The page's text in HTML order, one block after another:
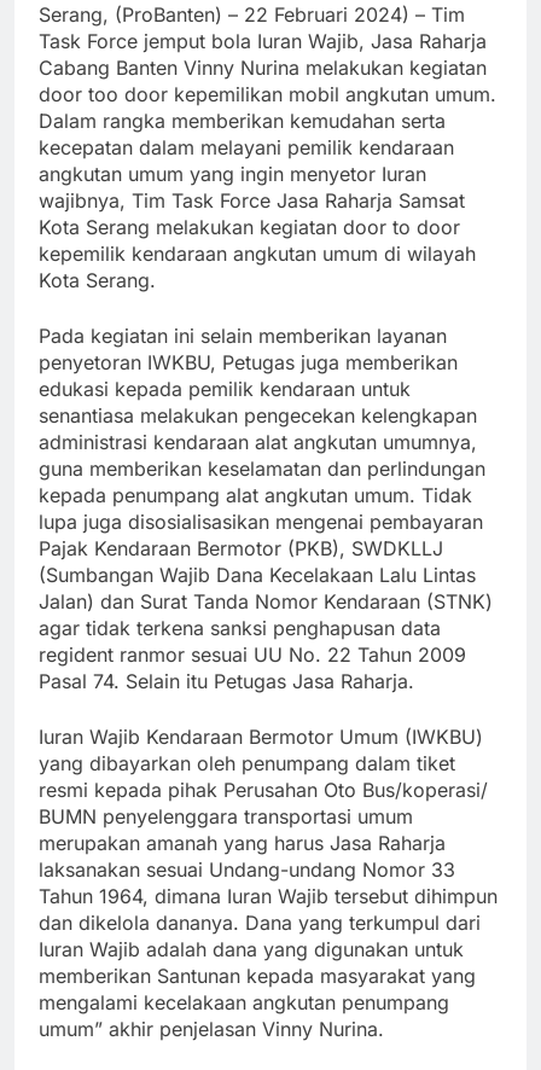
Serang, (ProBanten) – 22 Februari 2024) – Tim
Task Force jemput bola Iuran Wajib, Jasa Raharja
Cabang Banten Vinny Nurina melakukan kegiatan
door too door kepemilikan mobil angkutan umum.
Dalam rangka memberikan kemudahan serta
kecepatan dalam melayani pemilik kendaraan
angkutan umum yang ingin menyetor Iuran
wajibnya, Tim Task Force Jasa Raharja Samsat
Kota Serang melakukan kegiatan door to door
kepemilik kendaraan angkutan umum di wilayah
Kota Serang.
Pada kegiatan ini selain memberikan layanan
penyetoran IWKBU, Petugas juga memberikan
edukasi kepada pemilik kendaraan untuk
senantiasa melakukan pengecekan kelengkapan
administrasi kendaraan alat angkutan umumnya,
guna memberikan keselamatan dan perlindungan
kepada penumpang alat angkutan umum. Tidak
lupa juga disosialisasikan mengenai pembayaran
Pajak Kendaraan Bermotor (PKB), SWDKLLJ
(Sumbangan Wajib Dana Kecelakaan Lalu Lintas
Jalan) dan Surat Tanda Nomor Kendaraan (STNK)
agar tidak terkena sanksi penghapusan data
regident ranmor sesuai UU No. 22 Tahun 2009
Pasal 74. Selain itu Petugas Jasa Raharja.
Iuran Wajib Kendaraan Bermotor Umum (IWKBU)
yang dibayarkan oleh penumpang dalam tiket
resmi kepada pihak Perusahan Oto Bus/koperasi/
BUMN penyelenggara transportasi umum
merupakan amanah yang harus Jasa Raharja
laksanakan sesuai Undang-undang Nomor 33
Tahun 1964, dimana Iuran Wajib tersebut dihimpun
dan dikelola dananya. Dana yang terkumpul dari
Iuran Wajib adalah dana yang digunakan untuk
memberikan Santunan kepada masyarakat yang
mengalami kecelakaan angkutan penumpang
umum” akhir penjelasan Vinny Nurina.